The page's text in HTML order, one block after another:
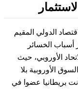
الدولي المقيم
الخسائر
الأوروبي، حيث
الأوروبية بلا
بريطانيا عضوا في